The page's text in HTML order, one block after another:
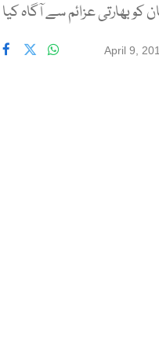
بھارتی عزائم سے آگاہ
April 9,